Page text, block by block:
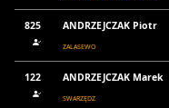
825 ANDRZEJCZAK Piotr
ZALASEWO
122 ANDRZEJCZAK Marek
SWARZĘDZ